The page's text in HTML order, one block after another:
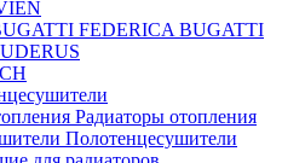
FEDERICA BUGATTI
Радиаторы отопления
Полотенцесушители